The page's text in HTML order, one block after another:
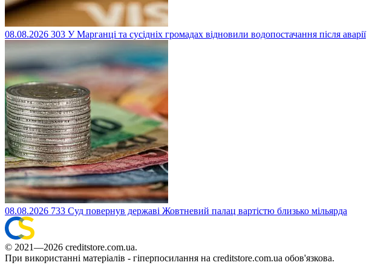
08.08.2026 303 У Марганці та сусідніх громадах відновили водопостачання після аварії
08.08.2026 733 Суд повернув державі Жовтневий палац вартістю близько мільярда
© 2021—2026 creditstore.com.ua.
При використанні матеріалів - гіперпосилання на creditstore.com.ua обов'язкова.